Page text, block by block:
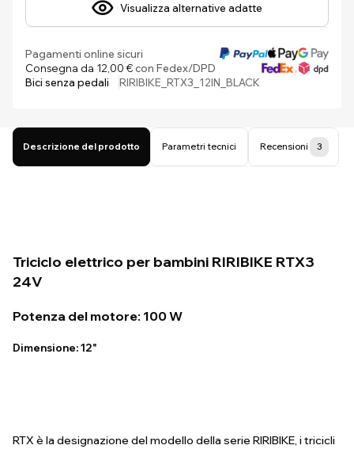
Visualizza alternative adatte
Pagamenti online sicuri
Consegna da 12,00 €con Fedex/DPD
Bici senza pedali
RIRIBIKE_RTX3_12IN_BLACK
Descrizione del prodotto Parametri tecnici Recensioni 3
Triciclo elettrico per bambini RIRIBIKE RTX3
24V
Potenza del motore: 100 W
Dimensione: 12"
RTX è la designazione del modello della serie RIRIBIKE, i tricicli